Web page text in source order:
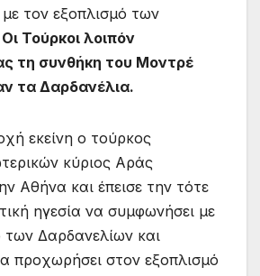
τον εξοπλισμό των
Τούρκοι λοιπόν
τη συνθήκη του Μοντρέ
τα Δαρδανέλια.
εκείνη ο τούρκος
κύριος Αράς
Αθήνα και έπεισε την τότε
ηγεσία να συμφωνήσει με
των Δαρδανελίων και
προχωρήσει στον εξοπλισμό